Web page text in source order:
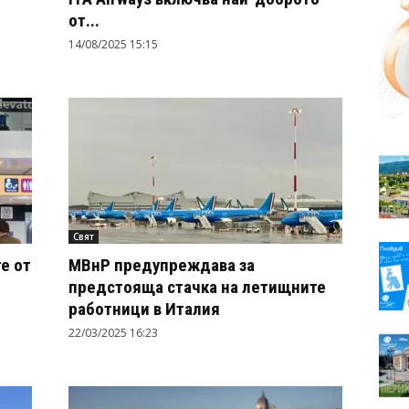
от...
14/08/2025 15:15
от
Свят
МВнР предупреждава за
предстояща стачка на летищните
работници в Италия
22/03/2025 16:23